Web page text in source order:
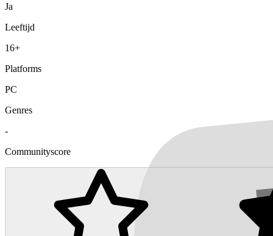
Ja
Leeftijd
16+
Platforms
PC
Genres
-
Communityscore